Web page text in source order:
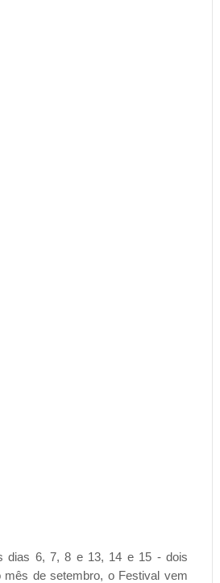
dias 6, 7, 8 e 13, 14 e 15 - dois
mês de setembro, o Festival vem